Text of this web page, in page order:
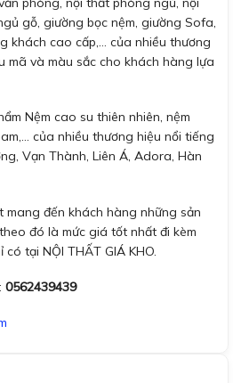
gỗ, giường bọc nệm, giường Sofa,
khách cao cấp,… của nhiều thương
mã và màu sắc cho khách hàng lựa
Nệm cao su thiên nhiên, nệm
của nhiều thương hiệu nổi tiếng
Vạn Thành, Liên Á, Adora, Hàn
đến khách hàng những sản
đó là mức giá tốt nhất đi kèm
tại NỘI THẤT GIÁ KHO.
0562439439